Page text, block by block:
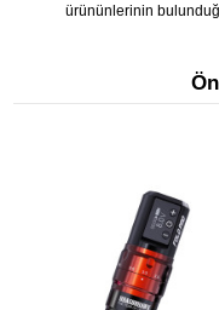
ürününlerinin